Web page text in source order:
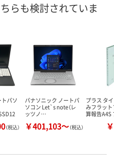
らも検討されていま
パソ
（税込）
パナソニック ノートパ
ソコン Let`s note（レ
ッツノ…
￥401,103～（税込）
プラス タ
みフラッ
算報告